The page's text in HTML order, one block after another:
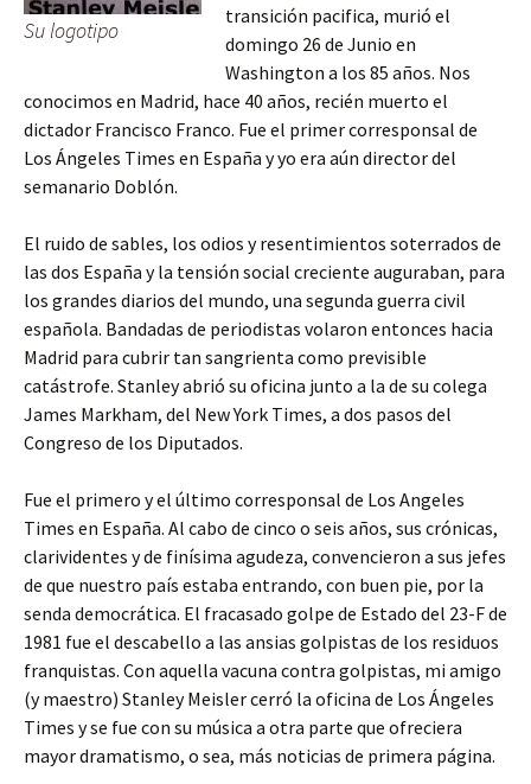
Su logotipo
transición pacifica, murió el
domingo 26 de Junio en
Washington a los 85 años. Nos
conocimos en Madrid, hace 40 años, recién muerto el
dictador Francisco Franco. Fue el primer corresponsal de
Los Ángeles Times en España y yo era aún director del
semanario Doblón.
El ruido de sables, los odios y resentimientos soterrados de
las dos España y la tensión social creciente auguraban, para
los grandes diarios del mundo, una segunda guerra civil
española. Bandadas de periodistas volaron entonces hacia
Madrid para cubrir tan sangrienta como previsible
catástrofe. Stanley abrió su oficina junto a la de su colega
James Markham, del New York Times, a dos pasos del
Congreso de los Diputados.
Fue el primero y el último corresponsal de Los Angeles
Times en España. Al cabo de cinco o seis años, sus crónicas,
clarividentes y de finísima agudeza, convencieron a sus jefes
de que nuestro país estaba entrando, con buen pie, por la
senda democrática. El fracasado golpe de Estado del 23-F de
1981 fue el descabello a las ansias golpistas de los residuos
franquistas. Con aquella vacuna contra golpistas, mi amigo
(y maestro) Stanley Meisler cerró la oficina de Los Ángeles
Times y se fue con su música a otra parte que ofreciera
mayor dramatismo, o sea, más noticias de primera página.